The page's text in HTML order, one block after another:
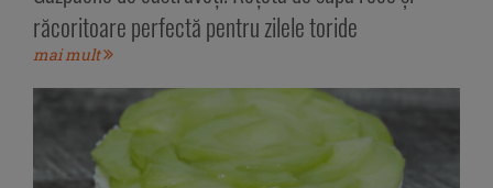
răcoritoare perfectă pentru zilele toride
mai mult